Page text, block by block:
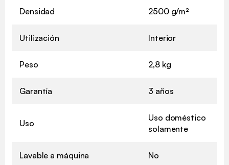
Densidad 2500 g/m²
Utilización Interior
Peso 2,8 kg
Garantía 3 años
Uso
Uso doméstico
solamente
Lavable a máquina No